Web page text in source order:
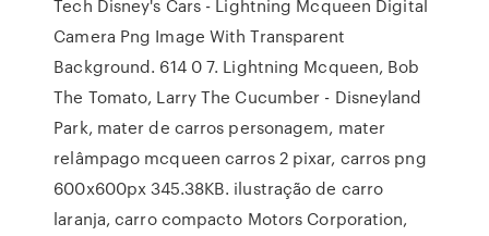
Tech Disney's Cars - Lightning Mcqueen Digital
Camera Png Image With Transparent
Background. 614 0 7. Lightning Mcqueen, Bob
The Tomato, Larry The Cucumber - Disneyland
Park, mater de carros personagem, mater
relâmpago mcqueen carros 2 pixar, carros png
600x600px 345.38KB. ilustração de carro
laranja, carro compacto Motors Corporation,